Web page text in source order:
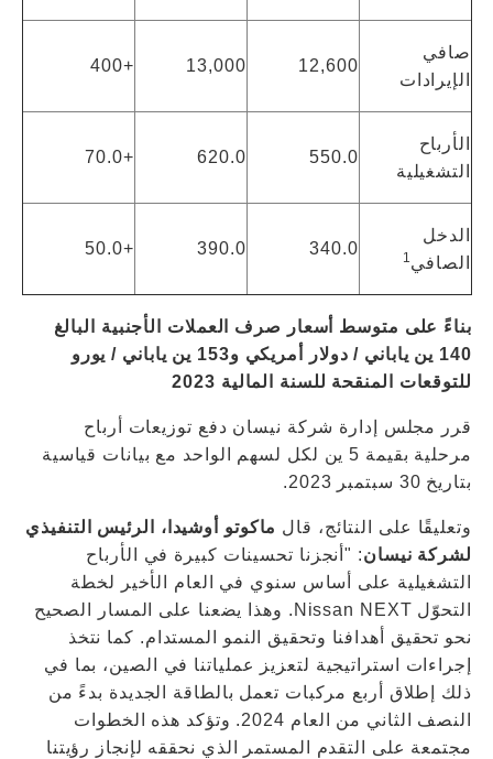
صافي
الإيرادات
12,600
13,000
+400
الأرباح
التشغيلية
550.0
620.0
+70.0
الدخل
الصافي1
340.0
390.0
+50.0
بناءً على متوسط ​​أسعار صرف العملات الأجنبية البالغ
140 ين ياباني / دولار أمريكي و153 ين ياباني / يورو
للتوقعات المنقحة للسنة المالية 2023
قرر مجلس إدارة شركة نيسان دفع توزيعات أرباح
مرحلية بقيمة 5 ين لكل لسهم الواحد مع بيانات قياسية
بتاريخ 30 سبتمبر 2023.
وتعليقًا على النتائج، قال ماكوتو أوشيدا، الرئيس التنفيذي
لشركة نيسان: "أنجزنا تحسينات كبيرة في الأرباح
التشغيلية على أساس سنوي في العام الأخير لخطة
التحوّل Nissan NEXT. وهذا يضعنا على المسار الصحيح
نحو تحقيق أهدافنا وتحقيق النمو المستدام. كما نتخذ
إجراءات استراتيجية لتعزيز عملياتنا في الصين، بما في
ذلك إطلاق أربع مركبات تعمل بالطاقة الجديدة بدءً من
النصف الثاني من العام 2024. وتؤكد هذه الخطوات
مجتمعة على التقدم المستمر الذي نحققه لإنجاز رؤيتنا